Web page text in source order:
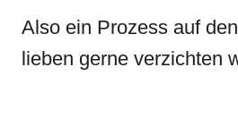
Also ein Prozess auf
lieben gerne verzichten